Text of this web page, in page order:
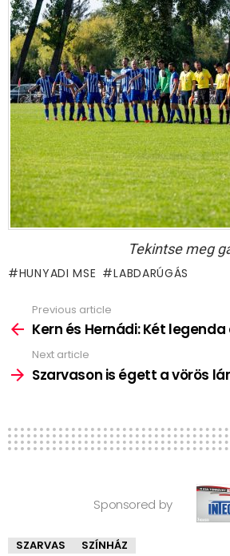
Tekintse meg
HUNYADI MSE LABDARÚGÁS
more
Previous article
Kern és Hernádi: Két
Next article
Szarvason is égett a vörös
Sponsored by
SZARVAS SZÍNHÁZ